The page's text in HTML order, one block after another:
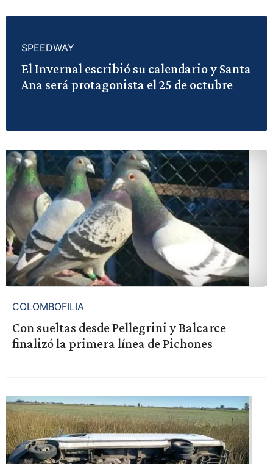
SPEEDWAY
El Invernal escribió su calendario y Santa
Ana será protagonista el 25 de octubre
COLOMBOFILIA
Con sueltas desde Pellegrini y Balcarce
finalizó la primera línea de Pichones